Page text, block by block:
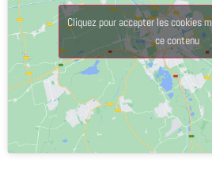
Cliquez pour accepter les cookies
ce contenu